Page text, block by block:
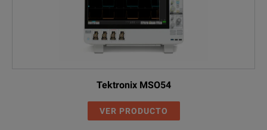
Tektronix MSO54
VER PRODUCTO